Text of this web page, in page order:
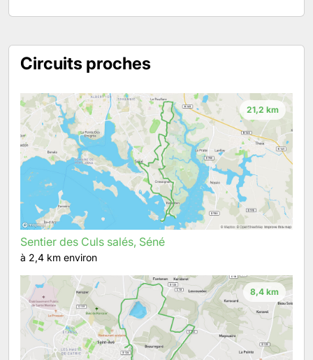
Circuits proches
21,2 km
Sentier des Culs salés, Séné
à 2,4 km environ
8,4 km